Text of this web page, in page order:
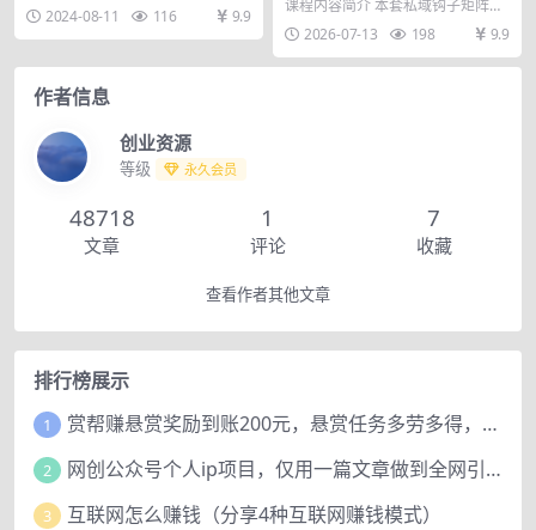
篇/破播放篇/24节
2024-08-11 116 9.9
教程
课程内容简介 本套私域钩子矩阵推
广课程完整覆盖公私域流量底层逻
辑、私域矩阵账号搭...
2026-07-13 198 9.9
作者信息
创业资源
等级 永久会员
48718
文章
1
评论
7
收藏
查看作者其他文章
排行榜展示
1 赏帮赚悬赏奖励到账200元，悬赏任务多劳多得，人人可做。
2 网创公众号个人ip项目，仅用一篇文章做到全网引流！
3 互联网怎么赚钱（分享4种互联网赚钱模式）